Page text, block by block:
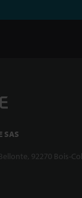
SAS
92270 Bois-